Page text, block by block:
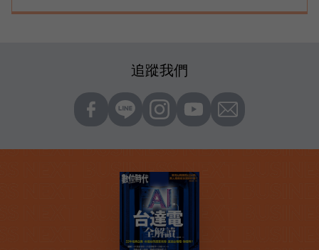
追蹤我們